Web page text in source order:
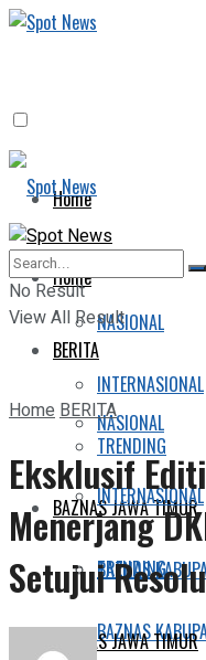
Home
BERITA
NASIONAL
INTERNASIONAL
TRENDING
BAZNAS JAWA TIMUR
BAZNAS
BAZNAS
Home
BERITA
NASIONAL
INTERNASIONAL
TRENDING
BAZNAS JAWA TIMUR
No Result
View All Result
HomeBERITA
Eksklusif
Menerjang
Setujui